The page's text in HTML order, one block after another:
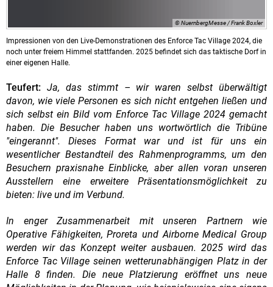
© NuernbergMesse / Frank Boxler
Impressionen von den Live-Demonstrationen des Enforce Tac Village 2024, die
noch unter freiem Himmel stattfanden. 2025 befindet sich das taktische Dorf in
einer eigenen Halle.
Teufert: Ja, das stimmt – wir waren selbst überwältigt
davon, wie viele Personen es sich nicht entgehen ließen und
sich selbst ein Bild vom Enforce Tac Village 2024 gemacht
haben. Die Besucher haben uns wortwörtlich die Tribüne
"eingerannt". Dieses Format war und ist für uns ein
wesentlicher Bestandteil des Rahmenprogramms, um den
Besuchern praxisnahe Einblicke, aber allen voran unseren
Ausstellern eine erweitere Präsentationsmöglichkeit zu
bieten: live und im Verbund.
In enger Zusammenarbeit mit unseren Partnern wie
Operative Fähigkeiten, Proreta und Airborne Medical Group
werden wir das Konzept weiter ausbauen. 2025 wird das
Enforce Tac Village seinen wetterunabhängigen Platz in der
Halle 8 finden. Die neue Platzierung eröffnet uns neue